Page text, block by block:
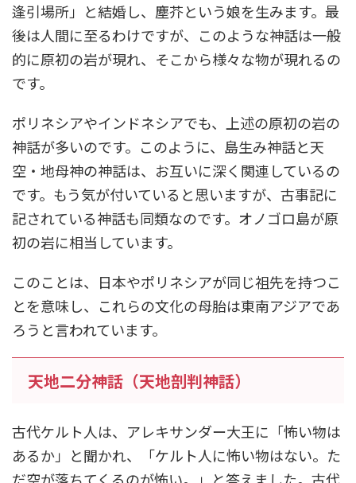
逢引場所」と結婚し、塵芥という娘を生みます。最
後は人間に至るわけですが、このような神話は一般
的に原初の岩が現れ、そこから様々な物が現れるの
です。
ポリネシアやインドネシアでも、上述の原初の岩の
神話が多いのです。このように、島生み神話と天
空・地母神の神話は、お互いに深く関連しているの
です。もう気が付いていると思いますが、古事記に
記されている神話も同類なのです。オノゴロ島が原
初の岩に相当しています。
このことは、日本やポリネシアが同じ祖先を持つこ
とを意味し、これらの文化の母胎は東南アジアであ
ろうと言われています。
天地二分神話（天地剖判神話）
古代ケルト人は、アレキサンダー大王に「怖い物は
あるか」と聞かれ、「ケルト人に怖い物はない。た